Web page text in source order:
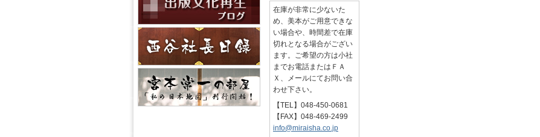
在庫が非常に少ないた
め、美本がご用意できな
い場合や、時間差で在庫
切れとなる場合がござい
ます。ご希望の方は小社
までお電話またはＦＡ
Ｘ、メールにてお問い合
わせ下さい。
【TEL】048-450-0681
【FAX】048-469-2499
info@miraisha.co.jp